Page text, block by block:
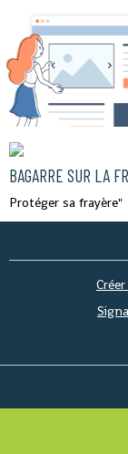
FRAYÈRE
BAGARRE SUR LA
Protéger sa frayère"